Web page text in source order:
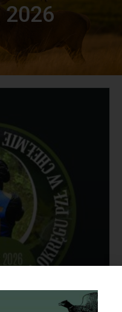
2026